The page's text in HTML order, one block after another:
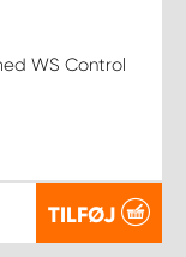
WS Control
TILFØJ